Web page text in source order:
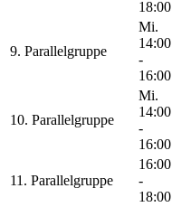
18:00
9. Parallelgruppe
Mi.
14:00
-
16:00
10. Parallelgruppe
Mi.
14:00
-
16:00
11. Parallelgruppe
16:00
-
18:00